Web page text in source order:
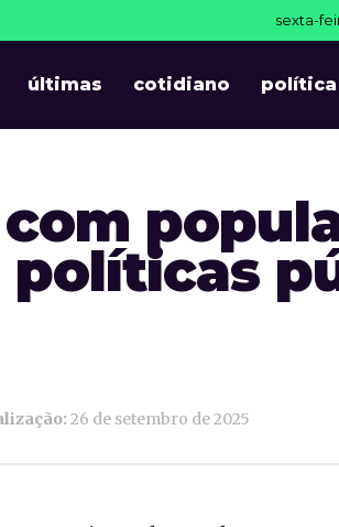
sexta-
últimas cotidiano política
26 de setembro de 2025